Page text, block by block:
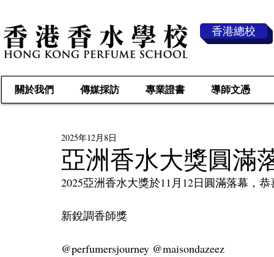
香港總校
關於我們 傳媒採訪 專業證書 導師文憑
亞洲香水大獎圓滿
2025年12月8日
2025亞洲香水大獎於11月12日圓滿落幕，
新銳調香師獎
@perfumersjourney @maisondazeez